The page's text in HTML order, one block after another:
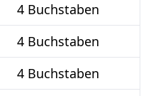
4 Buchstaben
4 Buchstaben
4 Buchstaben